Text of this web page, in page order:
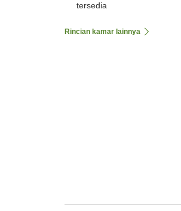
tersedia
Rincian kamar lainnya